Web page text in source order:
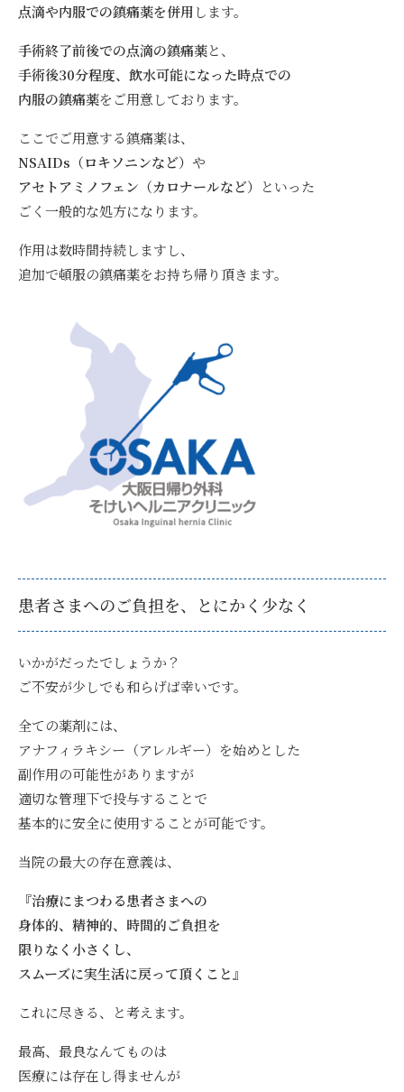
点滴や内服での鎮痛薬を併用します。
手術終了前後での点滴の鎮痛薬と、
手術後30分程度、飲水可能になった時点での
内服の鎮痛薬をご用意しております。
ここでご用意する鎮痛薬は、
NSAIDs（ロキソニンなど） や
アセトアミノフェン（カロナールなど） といった
ごく一般的な処方になります。
作用は数時間持続しますし、
追加で頓服の鎮痛薬をお持ち帰り頂きます。
患者さまへのご負担を、とにかく少なく
いかがだったでしょうか？
ご不安が少しでも和らげば幸いです。
全ての薬剤には、
アナフィラキシー（アレルギー）を始めとした
副作用の可能性がありますが
適切な管理下で投与することで
基本的に安全に使用することが可能です。
当院の最大の存在意義は、
『治療にまつわる患者さまへの
身体的、精神的、時間的ご負担を
限りなく小さくし、
スムーズに実生活に戻って頂くこと』
これに尽きる、と考えます。
最高、最良なんてものは
医療には存在し得ませんが